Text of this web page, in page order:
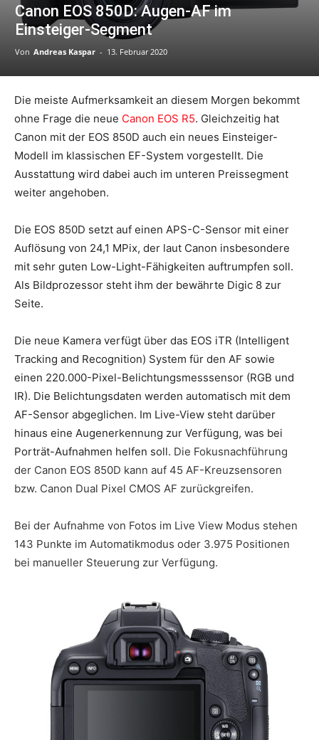
Canon EOS 850D: Augen-AF im
Einsteiger-Segment
Von Andreas Kaspar - 13. Februar 2020
Die meiste Aufmerksamkeit an diesem Morgen bekommt
ohne Frage die neue Canon EOS R5. Gleichzeitig hat
Canon mit der EOS 850D auch ein neues Einsteiger-
Modell im klassischen EF-System vorgestellt. Die
Ausstattung wird dabei auch im unteren Preissegment
weiter angehoben.
Die EOS 850D setzt auf einen APS-C-Sensor mit einer
Auflösung von 24,1 MPix, der laut Canon insbesondere
mit sehr guten Low-Light-Fähigkeiten auftrumpfen soll.
Als Bildprozessor steht ihm der bewährte Digic 8 zur
Seite.
Die neue Kamera verfügt über das EOS iTR (Intelligent
Tracking and Recognition) System für den AF sowie
einen 220.000-Pixel-Belichtungsmesssensor (RGB und
IR). Die Belichtungsdaten werden automatisch mit dem
AF-Sensor abgeglichen. Im Live-View steht darüber
hinaus eine Augenerkennung zur Verfügung, was bei
Porträt-Aufnahmen helfen soll. Die Fokusnachführung
der Canon EOS 850D kann auf 45 AF-Kreuzsensoren
bzw. Canon Dual Pixel CMOS AF zurückgreifen.
Bei der Aufnahme von Fotos im Live View Modus stehen
143 Punkte im Automatikmodus oder 3.975 Positionen
bei manueller Steuerung zur Verfügung.